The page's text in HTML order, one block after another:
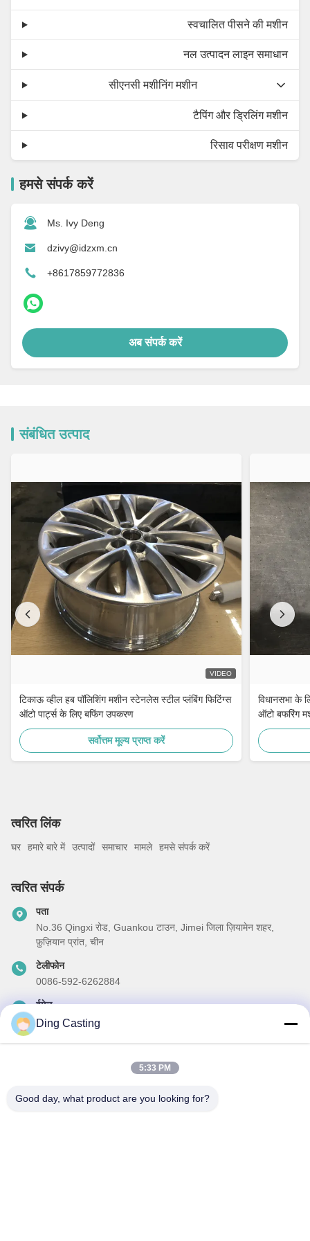
स्वचालित पीसने की मशीन
नल उत्पादन लाइन समाधान
सीएनसी मशीनिंग मशीन
टैपिंग और ड्रिलिंग मशीन
रिसाव परीक्षण मशीन
हमसे संपर्क करें
Ms. Ivy Deng
dzivy@idzxm.cn
+8617859772836
अब संपर्क करें
संबंधित उत्पाद
VIDEO
टिकाऊ व्हील हब पॉलिशिंग मशीन स्टेनलेस स्टील प्लंबिंग फिटिंग्स
ऑटो पार्ट्स के लिए बफिंग उपकरण
सर्वोत्तम मूल्य प्राप्त करें
विधानसभा के
ऑटो बफरिंग
त्वरित लिंक
घर हमारे बारे में उत्पादों समाचार मामले हमसे संपर्क करें
त्वरित संपर्क
पता
No.36 Qingxi रोड, Guankou टाउन, Jimei जिला ज़ियामेन शहर,
फ़ुज़ियान प्रांत, चीन
टेलीफोन
0086-592-6262884
ईमेल
dzivy@idzxm.cn
छूट और अधिक के लिए हमारे न्यूज़लेटर की सदस्यता लें।
Ding Casting
5:33 PM
Good day, what product are you looking for?